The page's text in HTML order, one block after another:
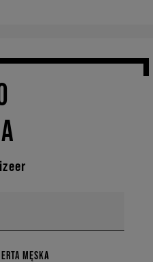
MĘSKA